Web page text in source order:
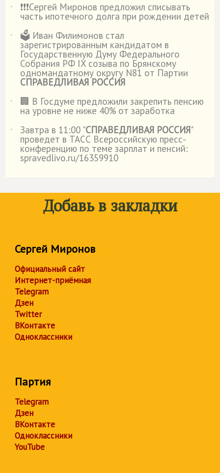
˙
❗️❗️❗️Сергей Миронов предложил списывать
часть ипотечного долга при рождении детей
˙
🗳️ Иван Филимонов стал
зарегистрированным кандидатом в
Государственную Думу Федерального
Собрания РФ IX созыва по Брянскому
одномандатному округу N81 от Партии
СПРАВЕДЛИВАЯ РОССИЯ
˙
🏢 В Госдуме предложили закрепить пенсию
на уровне не ниже 40% от заработка
˙
Завтра в 11:00 "СПРАВЕДЛИВАЯ РОССИЯ"
проведет в ТАСС Всероссийскую пресс-
конференцию по теме зарплат и пенсий:
spravedlivo.ru/16359910
Добавь в закладки
Сергей Миронов
Официальный сайт
Интернет-приёмная
Telegram
Дзен
Twitter
ВКонтакте
Одноклассники
Партия
Telegram
Дзен
ВКонтакте
Одноклассники
YouTube